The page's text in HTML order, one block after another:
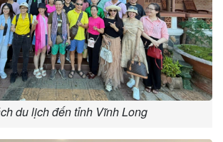
du lịch đến tỉnh Vĩnh Long